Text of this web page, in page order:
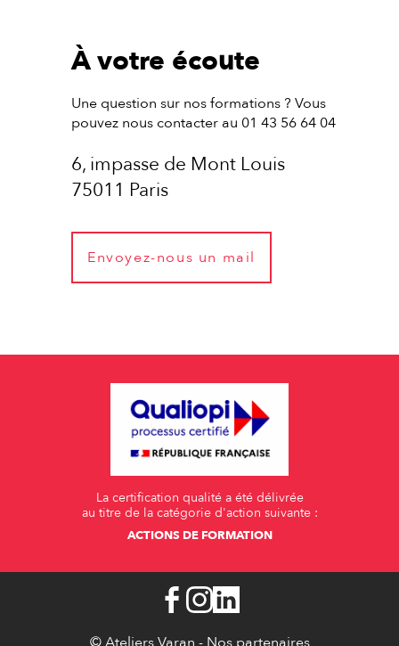
À votre écoute
Une question sur nos formations ? Vous
pouvez nous contacter au 01 43 56 64 04
6, impasse de Mont Louis
75011 Paris
Envoyez-nous un mail
La certification qualité a été délivrée
au titre de la catégorie d'action suivante :
ACTIONS DE FORMATION